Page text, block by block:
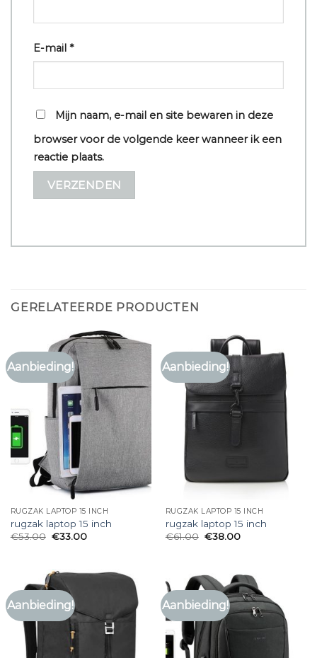
E-mail *
Mijn naam, e-mail en site bewaren in deze
browser voor de volgende keer wanneer ik een
reactie plaats.
GERELATEERDE PRODUCTEN
Aanbieding!
RUGZAK LAPTOP 15 INCH
rugzak laptop 15 inch
€53.00 €33.00
Aanbieding!
RUGZAK LAPTOP 15 INCH
rugzak laptop 15 inch
€61.00 €38.00
Aanbieding! Aanbieding!